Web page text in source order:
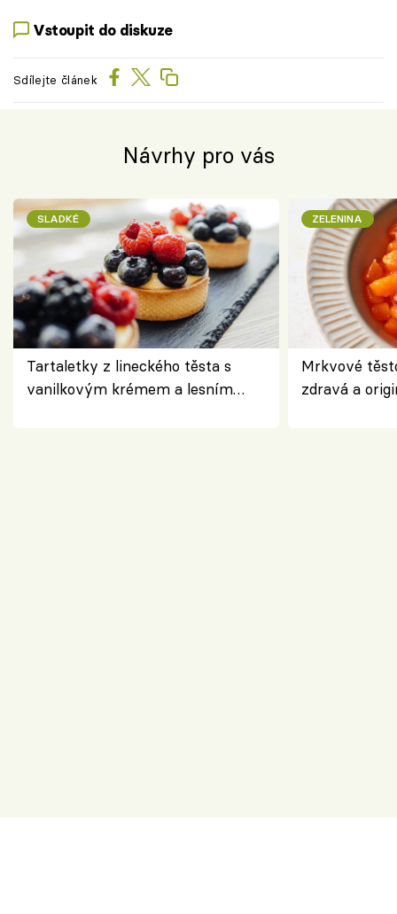
Vstoupit do diskuze
Sdílejte článek
Návrhy pro vás
SLADKÉ
Tartaletky z lineckého těsta s
vanilkovým krémem a lesním
ZELENINA
Mrkvové
zdravá a